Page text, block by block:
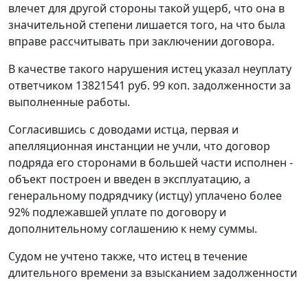
влечет для другой стороны такой ущерб, что она в
значительной степени лишается того, на что была
вправе рассчитывать при заключении договора.
В качестве такого нарушения истец указал неуплату
ответчиком 13821541 руб. 99 коп. задолженности за
выполненные работы.
Согласившись с доводами истца, первая и
апелляционная инстанции не учли, что договор
подряда его сторонами в большей части исполнен -
объект построен и введен в эксплуатацию, а
генеральному подрядчику (истцу) уплачено более
92% подлежавшей уплате по договору и
дополнительному соглашению к нему суммы.
Судом не учтено также, что истец в течение
длительного времени за взысканием задолженности